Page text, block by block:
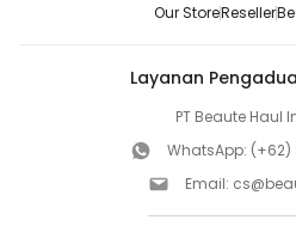
Our StoreReseller
Layanan
PT Beaute Haul
WhatsApp: (+62)
Email: